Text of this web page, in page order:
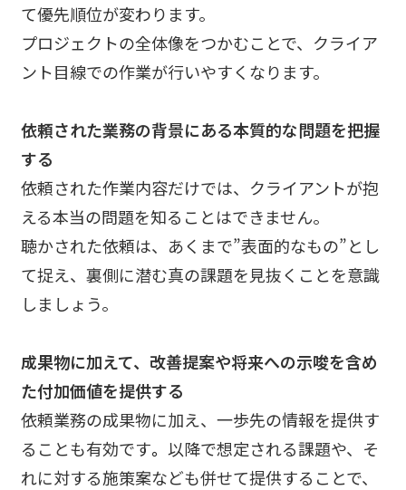
て優先順位が変わります。
プロジェクトの全体像をつかむことで、クライア
ント目線での作業が行いやすくなります。
依頼された業務の背景にある本質的な問題を把握
する
依頼された作業内容だけでは、クライアントが抱
える本当の問題を知ることはできません。
聴かされた依頼は、あくまで”表面的なもの”とし
て捉え、裏側に潜む真の課題を見抜くことを意識
しましょう。
成果物に加えて、改善提案や将来への示唆を含め
た付加価値を提供する
依頼業務の成果物に加え、一歩先の情報を提供す
ることも有効です。 以降で想定される課題や、そ
れに対する施策案なども併せて提供することで、